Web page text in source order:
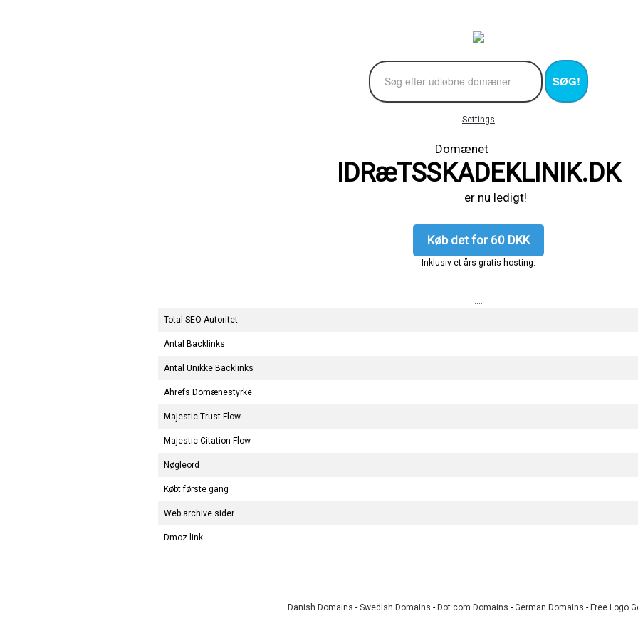
SØG!
Settings
Domænet
IDRæTSSKADEKLINIK.DK
er nu ledigt!
Køb det for 60 DKK
Inklusiv et års gratis hosting.
Total SEO Autoritet
Antal Backlinks
Antal Unikke Backlinks
Ahrefs Domænestyrke
Majestic Trust Flow
Majestic Citation Flow
Nøgleord
Købt første gang
Web archive sider
Dmoz link
Danish Domains - Swedish Domains - Dot com Domains - German Domains - Free Logo